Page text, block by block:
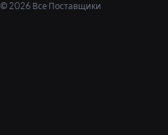
© 2026 Все Поставщики